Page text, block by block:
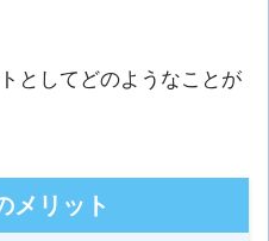
としてどのようなことが
メリット